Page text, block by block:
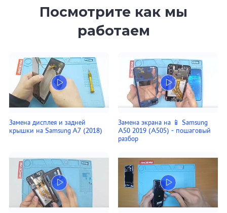
Посмотрите как мы
работаем
Замена дисплея и задней
крышки на Samsung A7 (2018)
Замена экрана на 📱 Samsung
A50 2019 (A505) - пошаговый
разбор